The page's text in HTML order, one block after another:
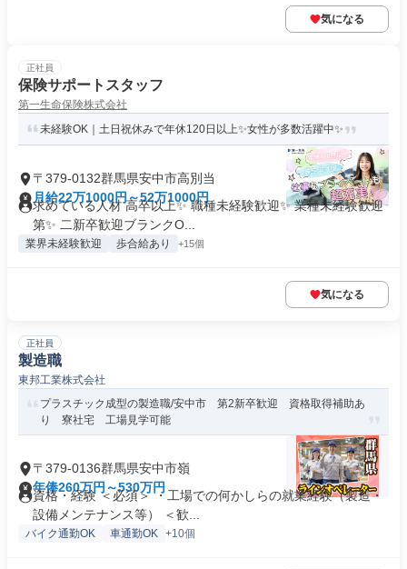
気になる
正社員
保険サポートスタッフ
第一生命保険株式会社
未経験OK｜土日祝休みで年休120日以上✨女性が多数活躍中✨
〒379-0132群馬県安中市高別当
月給22万1000円～52万1000円
求めている人材 高卒以上✨ 職種未経験歓迎✨ 業種未経験歓迎
第✨ 二新卒歓迎ブランクO...
業界未経験歓迎 歩合給あり +15個
気になる
正社員
製造職
東邦工業株式会社
プラスチック成型の製造職/安中市 第2新卒歓迎 資格取得補助あ
り 寮社宅 工場見学可能
〒379-0136群馬県安中市嶺
年俸260万円～530万円
資格・経験 ＜必須＞ ・工場での何かしらの就業経験（製造・
設備メンテナンス等） ＜歓...
バイク通勤OK 車通勤OK +10個